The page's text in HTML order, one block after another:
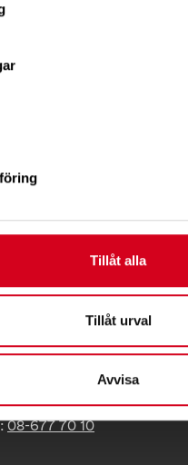
Tillåt alla
Tillåt urval
Avvisa
C, 172 62 Sundbyberg
08-677 70 10